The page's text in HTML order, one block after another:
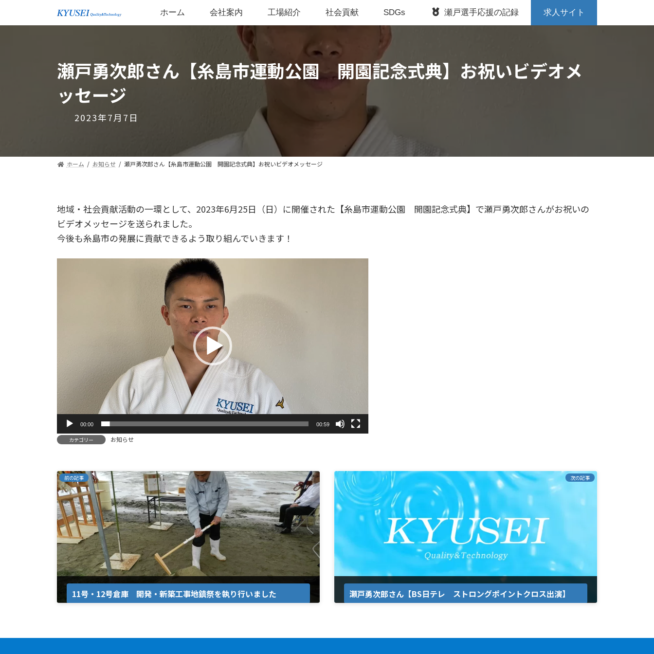
ホーム 会社案内 工場紹介 社会貢献 SDGs 瀬戸選手応援の記録 求人サイト
瀬戸勇次郎さん【糸島市運動公園 開園記念式典】お祝いビデオメ
ッセージ
2023年7月7日
ホーム お知らせ 瀬戸勇次郎さん【糸島市運動公園 開園記念式典】お祝いビデオメッセージ
地域・社会貢献活動の一環として、2023年6月25日（日）に開催された【糸島市運動公園 開園記念式典】で瀬戸勇次郎さんがお祝いの
ビデオメッセージを送られました。
今後も糸島市の発展に貢献できるよう取り組んでいきます！
00:00 00:59
カテゴリー お知らせ
前の記事
11号・12号倉庫 開発・新築工事地鎮祭を執り行いました
次の記事
瀬戸勇次郎さん【BS日テレ ストロングポイントクロス出演】